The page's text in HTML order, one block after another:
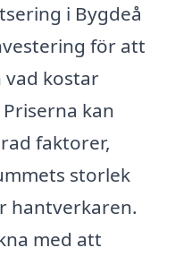
i Bygdeå
för att
kostar
kan
faktorer,
storlek
hantverkaren.
med att